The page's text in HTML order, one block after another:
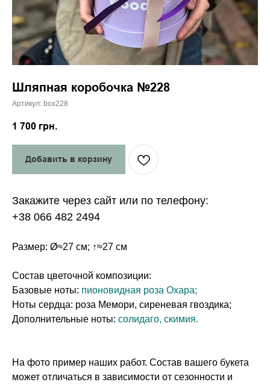
Шляпная коробочка №228
Артикул: box228
1 700 грн.
Добавить в корзину
Закажите через сайт или по телефону:
+38 066 482 2494
Размер: Ø≈27 см; ↑≈27 см
Состав цветочной композиции:
Базовые ноты: пионовидная роза Охара;
Ноты сердца: роза Мемори, сиреневая гвоздика;
Дополнительные ноты: солидаго, скимия.
На фото пример наших работ. Состав вашего букета
может отличаться в зависимости от сезонности и